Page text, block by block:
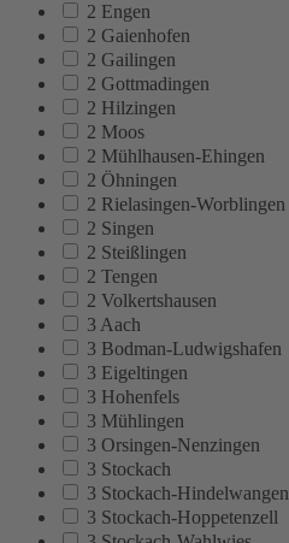
2 Engen
2 Gaienhofen
2 Gailingen
2 Gottmadingen
2 Hilzingen
2 Moos
2 Mühlhausen-Ehingen
2 Öhningen
2 Rielasingen-Worblingen
2 Singen
2 Steißlingen
2 Tengen
2 Volkertshausen
3 Aach
3 Bodman-Ludwigshafen
3 Eigeltingen
3 Hohenfels
3 Mühlingen
3 Orsingen-Nenzingen
3 Stockach
3 Stockach-Hindelwangen
3 Stockach-Hoppetenzell